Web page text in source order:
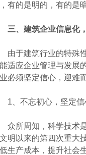
有的是明的，有的是
三、建筑企业信息化
于建筑行业的特殊性
适应企业管理与发展
必须坚定信心，迎难
不忘初心，坚定信心
所周知，科学技术是
明以来的第四次重大
生产成本，提升社会